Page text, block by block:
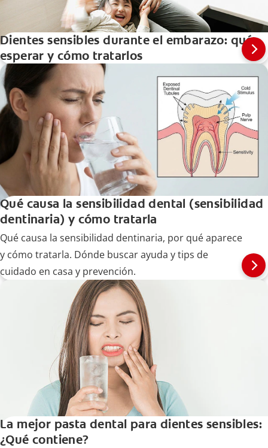
Dientes sensibles durante el embarazo: qué
esperar y cómo tratarlos
Qué causa la sensibilidad dental (sensibilidad
dentinaria) y cómo tratarla
Qué causa la sensibilidad dentinaria, por qué aparece
y cómo tratarla. Dónde buscar ayuda y tips de
cuidado en casa y prevención.
La mejor pasta dental para dientes sensibles:
¿Qué contiene?